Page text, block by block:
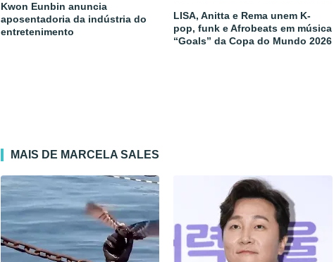
Kwon Eunbin anuncia
aposentadoria da indústria do
entretenimento
LISA, Anitta e Rema unem K-
pop, funk e Afrobeats em música
“Goals” da Copa do Mundo 2026
MAIS DE MARCELA SALES